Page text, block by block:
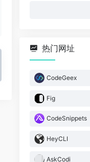
热门网址
CodeGeex
Fig
CodeSnippets
HeyCLI
AskCodi